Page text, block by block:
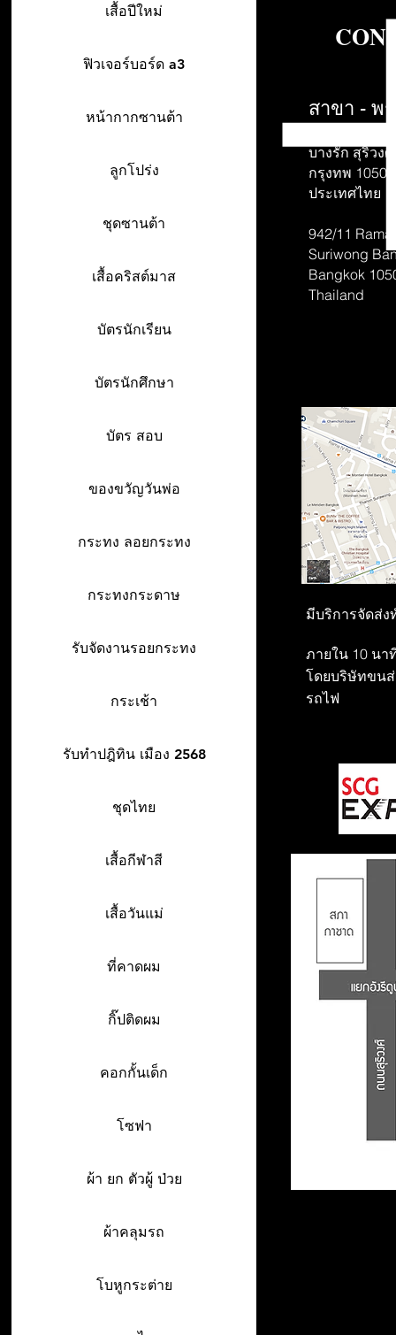
เสื้อปีใหม่
ฟิวเจอร์บอร์ด a3
หน้ากากซานต้า
ลูกโปร่ง
ชุดซานต้า
เสื้อคริสต์มาส
บัตรนักเรียน
บัตรนักศึกษา
บัตร สอบ
ของขวัญวันพ่อ
กระทง ลอยกระทง
กระทงกระดาษ
รับจัดงานรอยกระทง
กระเช้า
รับทำปฎิทิน เมือง 2568
ชุดไทย
เสื้อกีฬาสี
เสื้อวันแม่
ที่คาดผม
กิ๊ปติดผม
คอกกั้นเด็ก
โซฟา
ผ้า ยก ตัวผู้ ป่วย
ผ้าคลุมรถ
โบหูกระต่าย
สาขา - พ
บางรัก สุริวงศ์
กรุงทพ 10500
ประเทศไทย
942/11 Rama
Suriwong
Bangkok
Thailand
มีบริการจัดส่ง
ภายใน 10 นา
โดยบริษัทขน
รถไฟ